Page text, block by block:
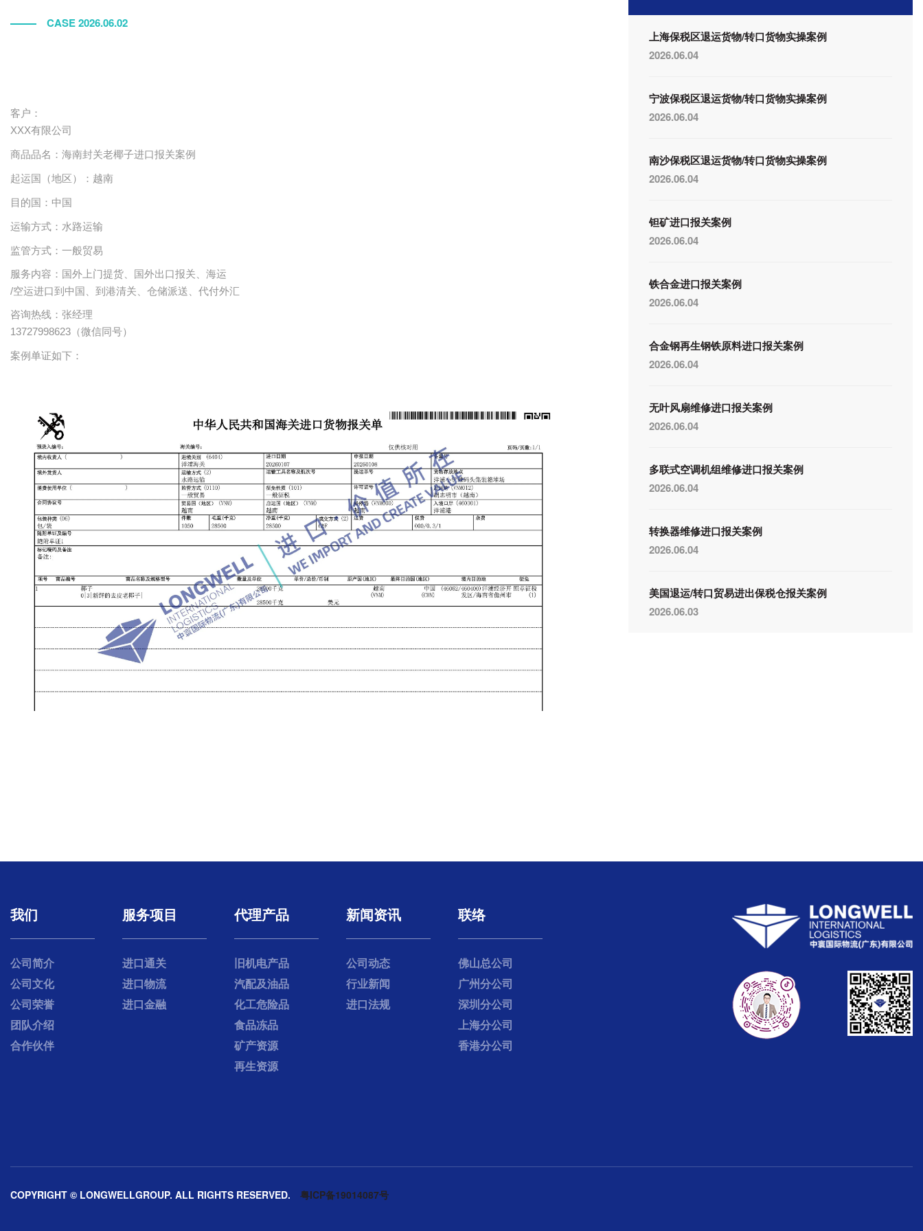
CASE 2026.06.02
客户：
XXX有限公司
商品品名： 海南封关老椰子进口报关案例
起运国（地区）： 越南
目的国 ： 中国
运输方式： 水路运输
监管方式：一般贸易
服务内容：国外上门提货、国外出口报关、海运
/空运进口到中国、到港清关、仓储派送、代付外汇
咨询热线：张经理
13727998623（微信同号）
案例单证如下：
上海保税区退运货物/转口货物实操案例
2026.06.04
宁波保税区退运货物/转口货物实操案例
2026.06.04
南沙保税区退运货物/转口货物实操案例
2026.06.04
钽矿进口报关案例
2026.06.04
铁合金进口报关案例
2026.06.04
合金钢再生钢铁原料进口报关案例
2026.06.04
无叶风扇维修进口报关案例
2026.06.04
多联式空调机组维修进口报关案例
2026.06.04
转换器维修进口报关案例
2026.06.04
美国退运/转口贸易进出保税仓报关案例
2026.06.03
我们
公司简介
公司文化
公司荣誉
团队介绍
合作伙伴
服务项目
进口通关
进口物流
进口金融
代理产品
旧机电产品
汽配及油品
化工危险品
食品冻品
矿产资源
再生资源
新闻资讯
公司动态
行业新闻
进口法规
联络
佛山总公司
广州分公司
深圳分公司
上海分公司
香港分公司
COPYRIGHT © LONGWELLGROUP. ALL RIGHTS RESERVED. 粤ICP备19014087号